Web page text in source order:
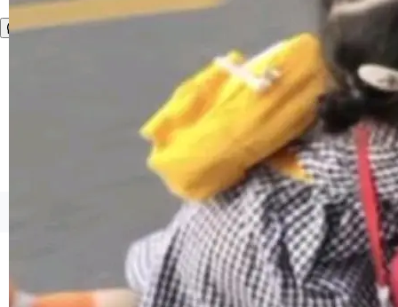
成本降低 30%，精度不变。 FP8 省的不仅是显
存 KV cache 是推理时最吃显...
先理解你的语境和意图，再把准确的文字直接给
到你。从“逐字转写、单点优化”演进为“理解语
境、兼容场景、一键直出”。 Hy ASR 3.0 previe
w 不要求标准普通话，方言识别覆盖粤语、吴语
等 10 大方言片区和 20 余个二级小片区。在开
源评测集中，Hy ASR 3.0 preview 在多语种的
©OSCHINA(OSChina.NET) 京ICP备2025119063号